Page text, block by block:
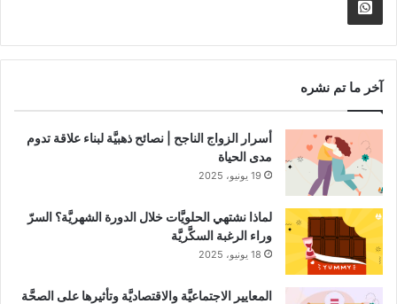
Whatsapp
Channel
آخر ما تم نشره
أسرار الزواج الناجح | نصائح ذهبيَّة لبناء علاقة تدوم
مدى الحياة
19 يونيو، 2025
لماذا نشتهي الحلويَّات خلال الدورة الشهريَّة؟ السرّ
وراء الرغبة السكَّريَّة
18 يونيو، 2025
المعايير الاجتماعيَّة والاقتصاديَّة وتأثيرها على الصحَّة